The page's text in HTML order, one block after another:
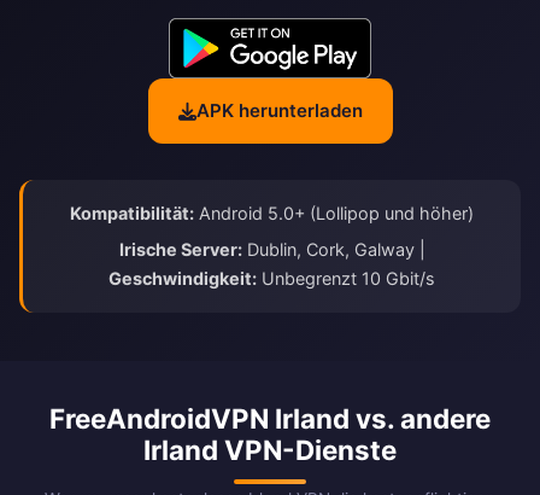
APK herunterladen
Kompatibilität: Android 5.0+ (Lollipop und höher)
Irische Server:Dublin, Cork, Galway |
Geschwindigkeit: Unbegrenzt 10 Gbit/s
FreeAndroidVPN Irland vs. andere
Irland VPN-Dienste